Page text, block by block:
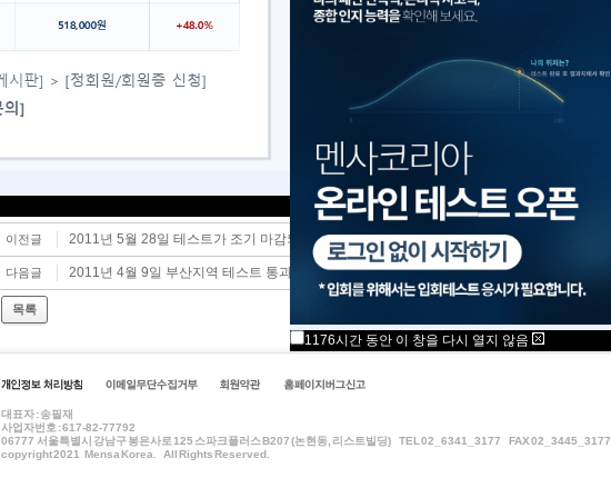
김태주(82) 배근호(81) 배수영(81) 성창민(93) 이경복(84)
이름(생년) / 통과자 5명
개인별 결과지는 5월 23일 우편으로 발송될 예정입니다.
회원 가입을 원하시는 분은 간사게시판의 양식에 맞춰 등급조정 신청을 해주시기 바랍니다.
이전글 2011년 5월 28일 테스트가 조기 마감되었습니다.
다음글 2011년 4월 9일 부산지역 테스트 통과자 발표
목록
대표자 : 송필재
사업자번호 : 617-82-77792
06777 서울특별시 강남구 봉은사로 125 스파크플러스 B207 (논현동, 리스트빌딩) TEL 02_6341_3177 FAX 02_3445_3177
copyright 2021 Mensa Korea. All Rights Reserved.
1176시간 동안 이 창을 다시 열지 않음